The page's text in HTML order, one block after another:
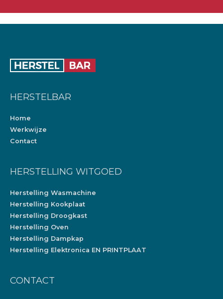
HERSTELBAR
Home
Werkwijze
Contact
HERSTELLING WITGOED
Herstelling Wasmachine
Herstelling Kookplaat
Herstelling Droogkast
Herstelling Oven
Herstelling Dampkap
Herstelling Elektronica EN PRINTPLAAT
CONTACT